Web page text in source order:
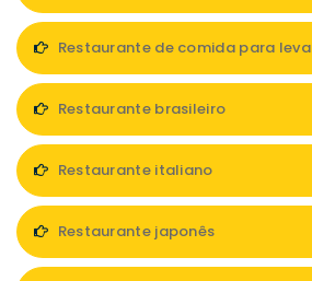
Restaurante de comida para
Restaurante brasileiro
Restaurante italiano
Restaurante japonês